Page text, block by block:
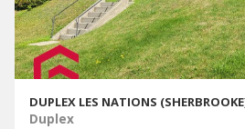
DUPLEX LES NATIONS
Duplex